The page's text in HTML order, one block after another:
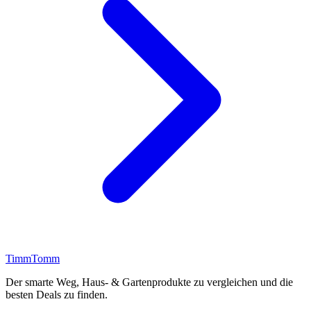
TimmTomm
Der smarte Weg, Haus- & Gartenprodukte zu vergleichen und die
besten Deals zu finden.